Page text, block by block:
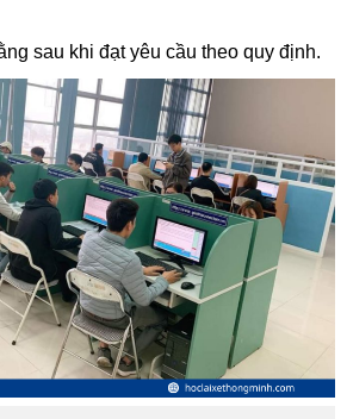
sau khi đạt yêu cầu theo quy định.